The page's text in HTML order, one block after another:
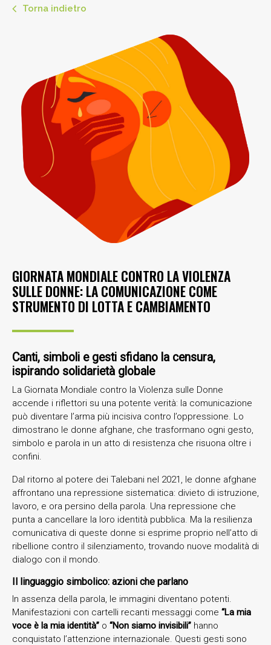
Torna indietro
GIORNATA MONDIALE CONTRO LA VIOLENZA
SULLE DONNE: LA COMUNICAZIONE COME
STRUMENTO DI LOTTA E CAMBIAMENTO
Canti, simboli e gesti sfidano la censura,
ispirando solidarietà globale
La Giornata Mondiale contro la Violenza sulle Donne
accende i riflettori su una potente verità: la comunicazione
può diventare l’arma più incisiva contro l’oppressione. Lo
dimostrano le donne afghane, che trasformano ogni gesto,
simbolo e parola in un atto di resistenza che risuona oltre i
confini.
Dal ritorno al potere dei Talebani nel 2021, le donne afghane
affrontano una repressione sistematica: divieto di istruzione,
lavoro, e ora persino della parola. Una repressione che
punta a cancellare la loro identità pubblica. Ma la resilienza
comunicativa di queste donne si esprime proprio nell’atto di
ribellione contro il silenziamento, trovando nuove modalità di
dialogo con il mondo.
Il linguaggio simbolico: azioni che parlano
In assenza della parola, le immagini diventano potenti.
Manifestazioni con cartelli recanti messaggi come “La mia
voce è la mia identità” o “Non siamo invisibili” hanno
conquistato l’attenzione internazionale. Questi gesti sono